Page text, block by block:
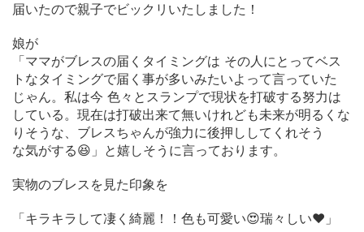
届いたので親子でビックリいたしました！
娘が
「ママがブレスの届くタイミングは その人にとってベス
トなタイミングで届く事が多いみたいよって言っていた
じゃん。私は今 色々とスランプで現状を打破する努力は
している。現在は打破出来て無いけれども未来が明るくな
りそうな、ブレスちゃんが強力に後押ししてくれそう
な気がする😆」と嬉しそうに言っております。
実物のブレスを見た印象を
「キラキラして凄く綺麗！！色も可愛い😍瑞々しい❤️」